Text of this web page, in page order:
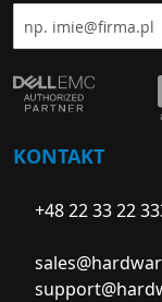
KONTAKT
+48 22 33 22